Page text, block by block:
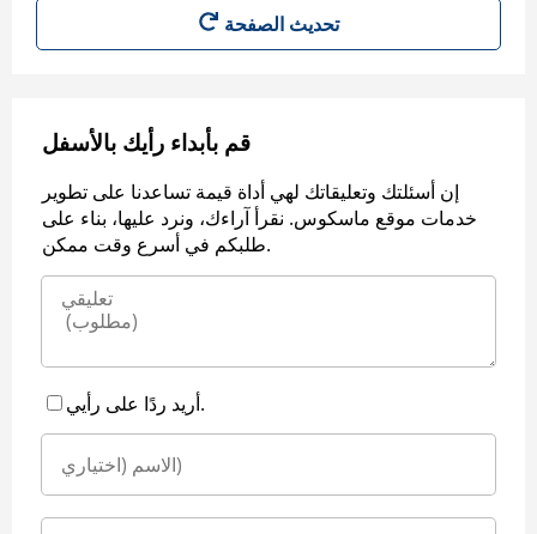
تحديث الصفحة
قم بأبداء رأيك بالأسفل
إن أسئلتك وتعليقاتك لهي أداة قيمة تساعدنا على تطوير
خدمات موقع ماسكوس. نقرأ آراءك، ونرد عليها، بناء على
طلبكم في أسرع وقت ممكن.
أريد ردًا على رأيي.